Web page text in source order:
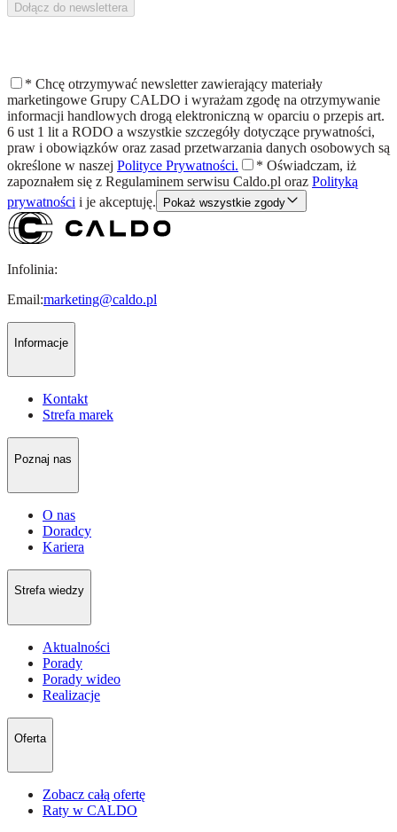
Dołącz do newslettera
* Chcę otrzymywać newsletter zawierający materiały
marketingowe Grupy CALDO i wyrażam zgodę na otrzymywanie
informacji handlowych drogą elektroniczną w oparciu o przepis art.
6 ust 1 lit a RODO a wszystkie szczegóły dotyczące prywatności,
praw i obowiązków oraz zasad przetwarzania danych osobowych są
określone w naszej Polityce Prywatności. * Oświadczam, iż
zapoznałem się z Regulaminem serwisu Caldo.pl oraz Polityką
prywatności i je akceptuję. Pokaż wszystkie zgody
Infolinia:
Email:marketing@caldo.pl
Informacje
Kontakt
Strefa marek
Poznaj nas
O nas
Doradcy
Kariera
Strefa wiedzy
Aktualności
Porady
Porady wideo
Realizacje
Oferta
Zobacz całą ofertę
Raty w CALDO